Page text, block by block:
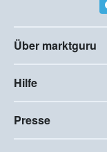
Über marktguru
Hilfe
Presse